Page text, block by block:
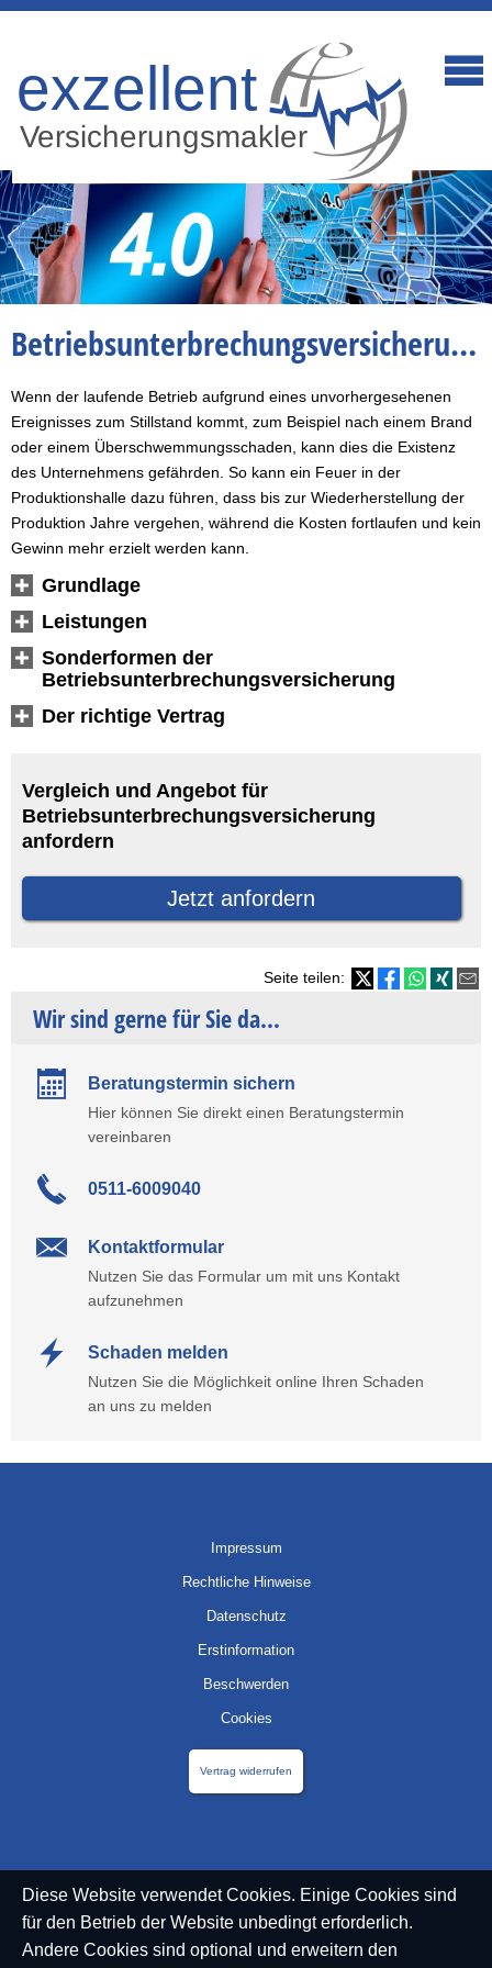
Betriebsunterbrechungsversicherung
Wenn der laufende Betrieb aufgrund eines unvorhergesehenen
Ereignisses zum Stillstand kommt, zum Beispiel nach einem Brand
oder einem Überschwemmungsschaden, kann dies die Existenz
des Unternehmens gefährden. So kann ein Feuer in der
Produktionshalle dazu führen, dass bis zur Wiederherstellung der
Produktion Jahre vergehen, während die Kosten fortlaufen und kein
Gewinn mehr erzielt werden kann.
Grundlage
Leistungen
Sonderformen der
Betriebsunterbrechungsversicherung
Der richtige Vertrag
Vergleich und Angebot für
Betriebsunterbrechungsversicherung
anfordern
Jetzt anfordern
Seite teilen:
Wir sind gerne für Sie da...
Beratungstermin sichern
Hier können Sie direkt einen Beratungstermin
vereinbaren
0511-6009040
Kontaktformular
Nutzen Sie das Formular um mit uns Kontakt
aufzunehmen
Schaden melden
Nutzen Sie die Möglichkeit online Ihren Schaden
an uns zu melden
Impressum
Rechtliche Hinweise
Datenschutz
Erstinformation
Beschwerden
Cookies
Vertrag widerrufen
Diese Website verwendet Cookies. Einige Cookies sind
für den Betrieb der Website unbedingt erforderlich.
Andere Cookies sind optional und erweitern den